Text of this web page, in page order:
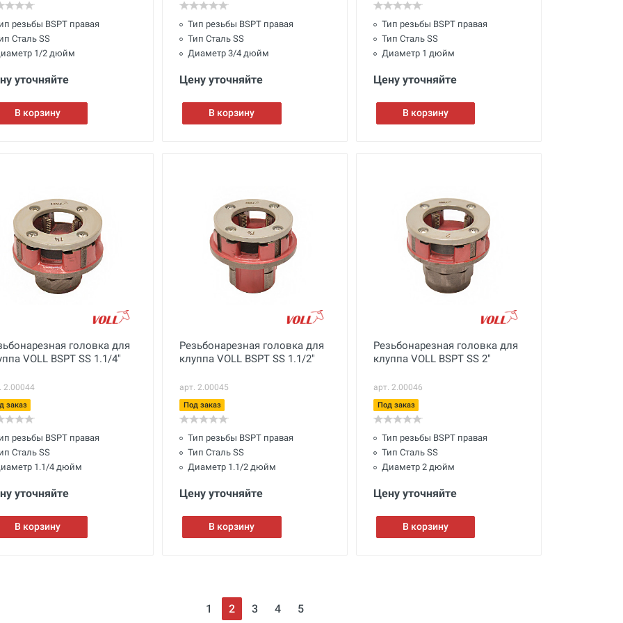
резьбы BSPT правая
Сталь SS
1/2 дюйм
уточняйте
В корзину
Тип резьбы BSPT правая
Тип Сталь SS
Диаметр 3/4 дюйм
Цену уточняйте
В корзину
Тип резьбы BSPT правая
Тип Сталь SS
Диаметр 1 дюйм
Цену уточняйте
В корзину
головка для
VOLL BSPT SS 1.1/4"
2.00044
заказ
резьбы BSPT правая
Сталь SS
1.1/4 дюйм
уточняйте
В корзину
Резьбонарезная головка для
клуппа VOLL BSPT SS 1.1/2"
арт. 2.00045
Под заказ
Тип резьбы BSPT правая
Тип Сталь SS
Диаметр 1.1/2 дюйм
Цену уточняйте
В корзину
Резьбонарезная головка для
клуппа VOLL BSPT SS 2"
арт. 2.00046
Под заказ
Тип резьбы BSPT правая
Тип Сталь SS
Диаметр 2 дюйм
Цену уточняйте
В корзину
1 2 3 4 5